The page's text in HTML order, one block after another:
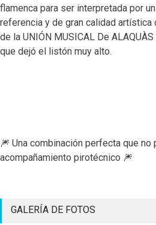
flamenca para ser interpretada por
referencia y de gran calidad artística
de la UNIÓN MUSICAL De
que dejó el listón muy alto.
🎆 Una combinación perfecta que no
acompañamiento pirotécnico 🎆
GALERÍA DE FOTOS